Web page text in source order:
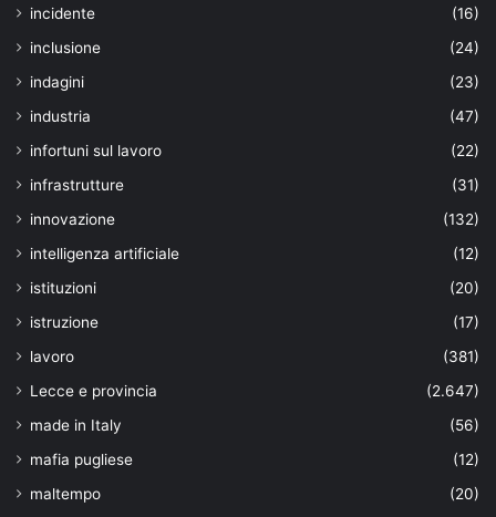
incidente
(16)
inclusione
(24)
indagini
(23)
industria
(47)
infortuni sul lavoro
(22)
infrastrutture
(31)
innovazione
(132)
intelligenza artificiale
(12)
istituzioni
(20)
istruzione
(17)
lavoro
(381)
Lecce e provincia
(2.647)
made in Italy
(56)
mafia pugliese
(12)
maltempo
(20)